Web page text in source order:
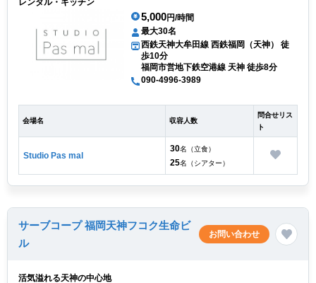
5,000円/時間
最大30名
西鉄天神大牟田線 西鉄福岡（天神） 徒
歩10分
福岡市営地下鉄空港線 天神 徒歩8分
090-4996-3989
会場名 収容人数
問合せリス
ト
Studio Pas mal
30名（立食）
25名（シアター）
サーブコープ 福岡天神フコク生命ビ
ル
お問い合わせ
活気溢れる天神の中心地